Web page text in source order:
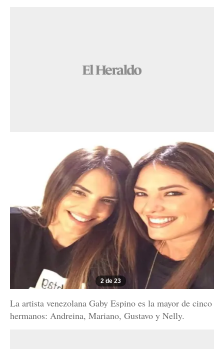
2 de 23
La artista venezolana Gaby Espino es la mayor de cinco
hermanos: Andreina, Mariano, Gustavo y Nelly.